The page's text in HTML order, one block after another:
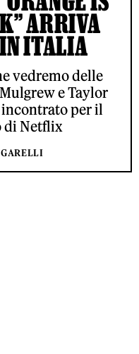
ARRIVA
ITALIA
vedremo delle
e Taylor
per il
di Netflix